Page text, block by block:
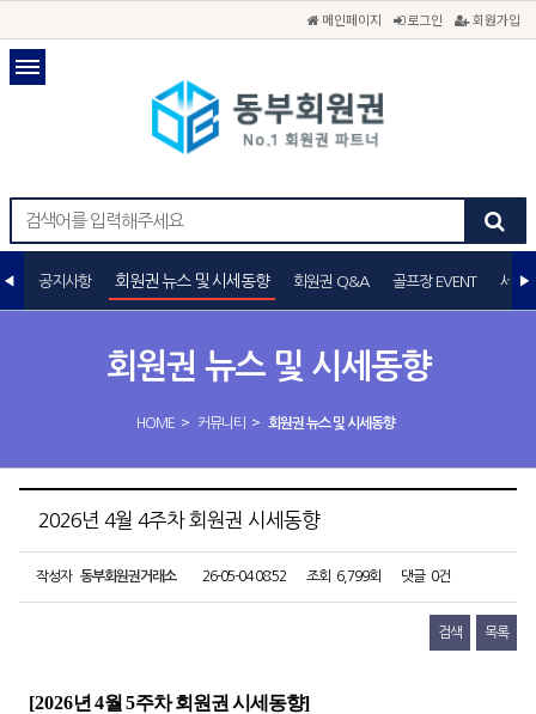
메인페이지 로그인 회원가입
회원권 뉴스 및 시세동향
HOME > 커뮤니티 > 회원권 뉴스 및 시세동향
공지사항 회원권 뉴스 및 시세동향 회원권 Q&A 골프장 EVENT 세무
2026년 4월 4주차 회원권 시세동향
작성자 동부회원권거래소 26-05-04 08:52 조회 6,799회 댓글 0건
검색 목록
[2026년 4월 5주차 회원권 시세동향]